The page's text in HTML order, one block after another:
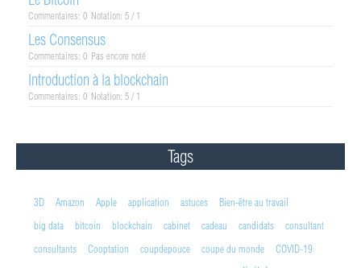
Commentaires: 0 Notation: 5 / 1
Les Consensus
Commentaires: 0 Pas encore noté
Introduction à la blockchain
Commentaires: 0 Notation: 5 / 1
Tags
3D Amazon Apple application astuces
Bien-être au travail
big data
bitcoin blockchain cabinet cadeau candidats
consultant
consultants
Cooptation coupdepouce coupe du monde
COVID-19